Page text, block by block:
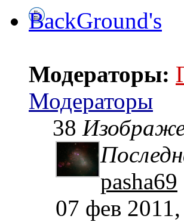
BackGround's
Модераторы:
Модераторы
38
pasha69
07 фев